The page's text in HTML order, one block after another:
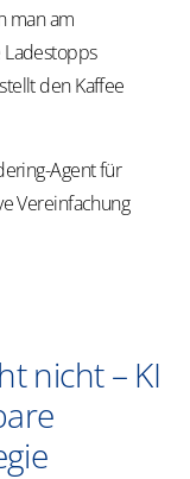
man am
den Kaffee
-Agent für
Vereinfachung
nicht – KI